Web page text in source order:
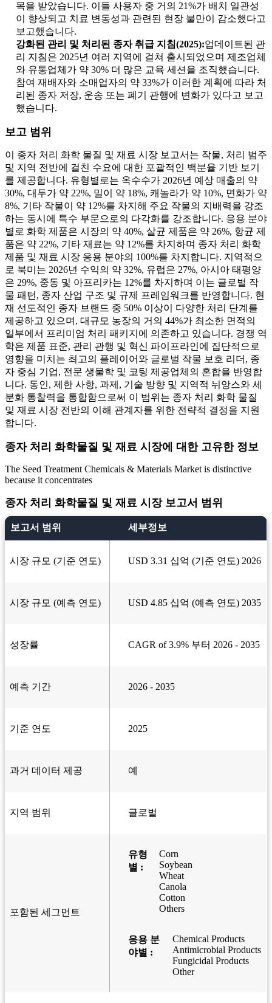
목을 받았습니다. 이들 사용자 중 거의 21%가 배치 일관성
이 향상되고 치료 변동성과 관련된 현장 불만이 감소했다고
보고했습니다.
강화된 관리 및 처리된 종자 취급 지침(2025):업데이트된 관
리 지침은 2025년 여러 지역에 걸쳐 출시되었으며 제조업체
와 유통업체가 약 30% 더 많은 교육 세션을 조직했습니다.
참여 재배자와 소매업자의 약 33%가 이러한 계획에 따라 처
리된 종자 저장, 운송 또는 폐기 관행에 변화가 있다고 보고
했습니다.
보고 범위
이 종자 처리 화학 물질 및 재료 시장 보고서는 작물, 처리 범주
및 지역 전반에 걸친 수요에 대한 포괄적인 백분율 기반 보기
를 제공합니다. 유형별로는 옥수수가 2026년 예상 매출의 약
30%, 대두가 약 22%, 밀이 약 18%, 캐놀라가 약 10%, 면화가 약
8%, 기타 작물이 약 12%를 차지해 주요 작물의 지배력을 강조
하는 동시에 특수 부문으로의 다각화를 강조합니다. 응용 분야
별로 화학 제품은 시장의 약 40%, 살균 제품은 약 26%, 항균 제
품은 약 22%, 기타 재료는 약 12%를 차지하며 종자 처리 화학
제품 및 재료 시장 응용 분야의 100%를 차지합니다. 지역적으
로 북미는 2026년 수익의 약 32%, 유럽은 27%, 아시아 태평양
은 29%, 중동 및 아프리카는 12%를 차지하며 이는 글로벌 작
물 패턴, 종자 산업 구조 및 규제 프레임워크를 반영합니다. 현
재 선도적인 종자 브랜드 중 50% 이상이 다양한 처리 단계를
제공하고 있으며, 대규모 농장의 거의 44%가 최소한 면적의
일부에서 프리미엄 처리 패키지에 의존하고 있습니다. 경쟁 역
학은 제품 표준, 관리 관행 및 혁신 파이프라인에 집단적으로
영향을 미치는 최고의 플레이어와 글로벌 작물 보호 리더, 종
자 중심 기업, 전문 생물학 및 코팅 제공업체의 혼합을 반영합
니다. 동인, 제한 사항, 과제, 기술 방향 및 지역적 뉘앙스와 세
분화 통찰력을 통합함으로써 이 범위는 종자 처리 화학 물질
및 재료 시장 전반의 이해 관계자를 위한 전략적 결정을 지원
합니다.
종자 처리 화학물질 및 재료 시장에 대한 고유한 정보
The Seed Treatment Chemicals & Materials Market is distinctive
because it concentrates
종자 처리 화학물질 및 재료 시장 보고서 범위
보고서 범위 세부정보
시장 규모 (기준 연도) USD 3.31 십억 (기준 연도) 2026
시장 규모 (예측 연도) USD 4.85 십억 (예측 연도) 2035
성장률 CAGR of 3.9% 부터 2026 - 2035
예측 기간 2026 - 2035
기준 연도 2025
과거 데이터 제공 예
지역 범위 글로벌
포함된 세그먼트
유형
별 :
Corn
Soybean
Wheat
Canola
Cotton
Others
응용 분
야별 :
Chemical Products
Antimicrobial Products
Fungicidal Products
Other